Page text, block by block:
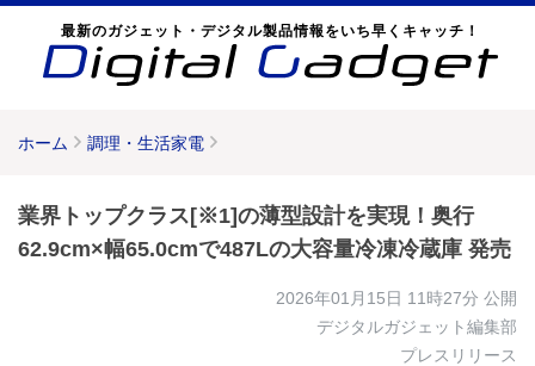
最新のガジェット・デジタル製品情報をいち早くキャッチ！
ホーム 調理・生活家電
業界トップクラス[※1]の薄型設計を実現！奥行
62.9cm×幅65.0cmで487Lの大容量冷凍冷蔵庫 発売
2026年01月15日 11時27分 公開
デジタルガジェット編集部
プレスリリース